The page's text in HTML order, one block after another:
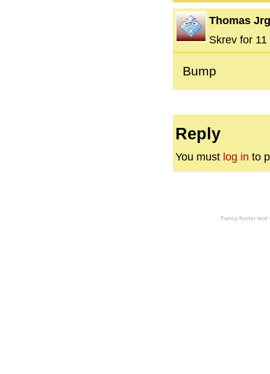
Thomas
Skrev for
Bump
Reply
You must log in to
Fancy footer